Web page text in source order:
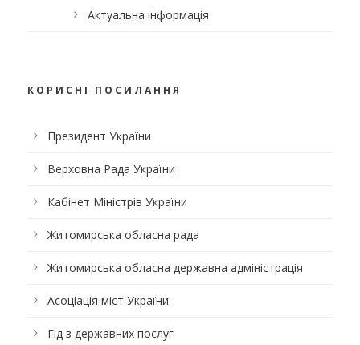
Актуальна інформація
КОРИСНІ ПОСИЛАННЯ
Президент України
Верховна Рада України
Кабінет Міністрів України
Житомирська обласна рада
Житомирська обласна державна адміністрація
Асоціація міст України
Гід з державних послуг